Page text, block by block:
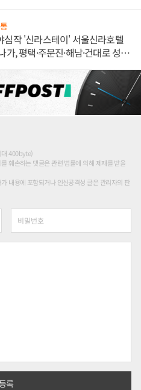
심작 '신라스테이' 서울신라호텔
가, 평택·주문진·해남·건대로 성
대 400byte)
훼손하는 댓글은 관련 법률에 의해 제재를 받을
내용에 포함되거나 인신공격성 글은 관리자의 판